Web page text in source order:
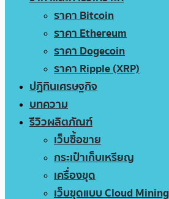
ราคา Bitcoin
ราคา Ethereum
ราคา Dogecoin
ราคา Ripple (XRP)
ปฏิทินเศรษฐกิจ
บทความ
รีวิวผลิตภัณฑ์
เว็บซื้อขาย
กระเป๋าเก็บเหรียญ
เครื่องขุด
เว็บขุดแบบ Cloud Mining